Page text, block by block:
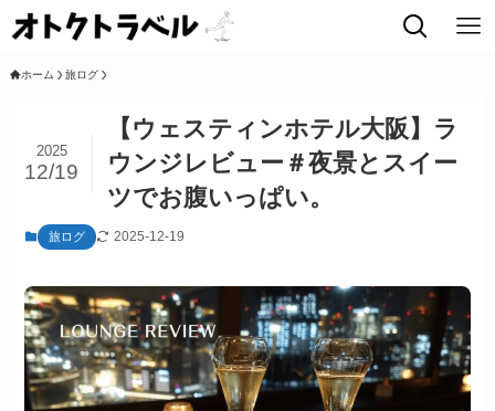
ホーム 旅ログ
【ウェスティンホテル大阪】ラ
ウンジレビュー＃夜景とスイー
ツでお腹いっぱい。
2025
12/19
旅ログ 2025-12-19